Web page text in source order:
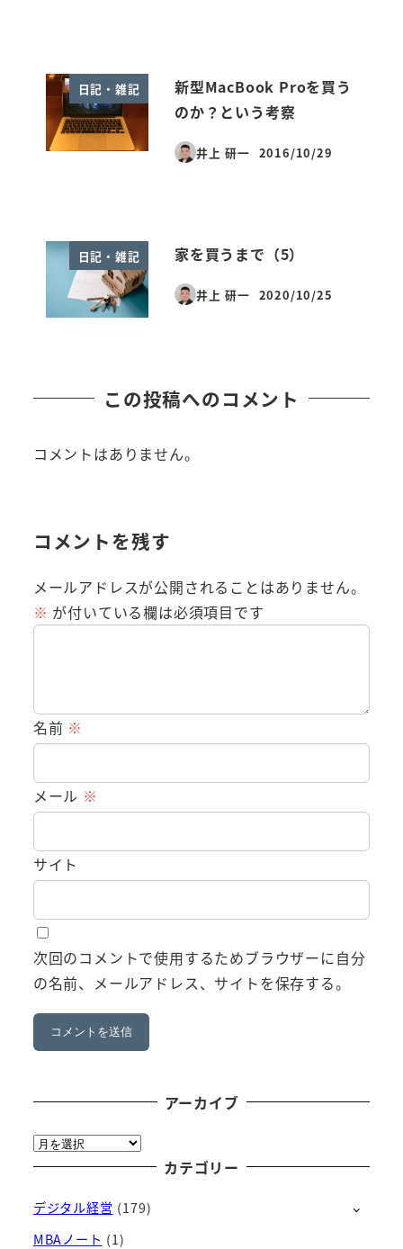
日記・雑記
新型MacBook Proを買う
のか？という考察
井上 研一
投稿日
2016/10/29
日記・雑記 家を買うまで（5）
井上 研一
投稿日
2020/10/25
この投稿へのコメント
コメントはありません。
コメントを残す
メールアドレスが公開されることはありません。
※ が付いている欄は必須項目です
名前 ※
メール ※
サイト
次回のコメントで使用するためブラウザーに自分
の名前、メールアドレス、サイトを保存する。
アーカイブ
ア
ー
イ
ブ
カテゴリー
デジタル経営 (179)
MBAノート (1)